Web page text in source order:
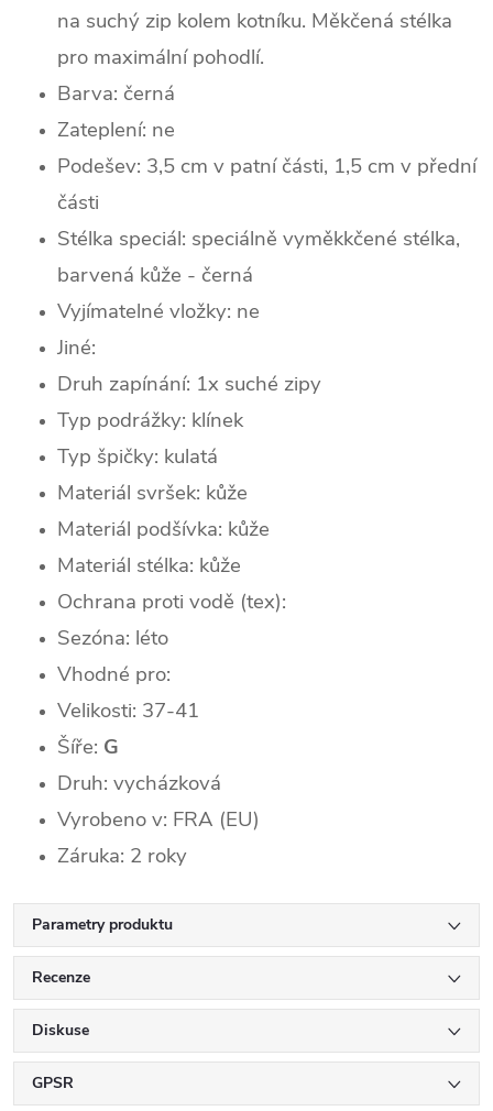
na suchý zip kolem kotníku. Měkčená stélka
pro maximální pohodlí.
Barva: černá
Zateplení: ne
Podešev: 3,5 cm v patní části, 1,5 cm v přední
části
Stélka speciál: speciálně vyměkkčené stélka,
barvená kůže - černá
Vyjímatelné vložky: ne
Jiné:
Druh zapínání: 1x suché zipy
Typ podrážky: klínek
Typ špičky: kulatá
Materiál svršek: kůže
Materiál podšívka: kůže
Materiál stélka: kůže
Ochrana proti vodě (tex):
Sezóna: léto
Vhodné pro:
Velikosti: 37-41
Šíře: G
Druh: vycházková
Vyrobeno v: FRA (EU)
Záruka: 2 roky
Parametry produktu
Recenze
Diskuse
GPSR